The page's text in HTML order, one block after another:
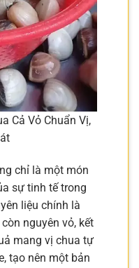
Cả Vỏ Chuẩn Vị,
chỉ là một món
sự tinh tế trong
liệu chính là
nguyên vỏ, kết
mang vị chua tự
tạo nên một bản